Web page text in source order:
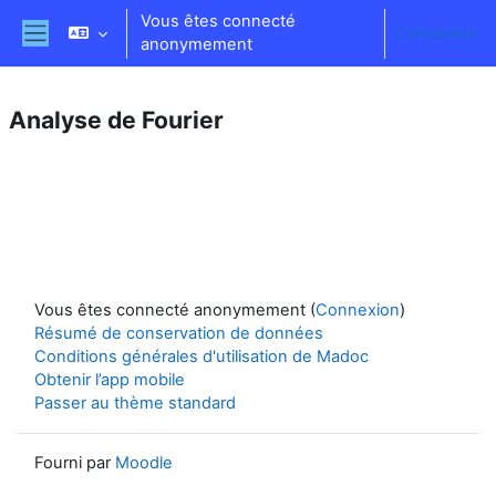
Passer au contenu principal
Panneau latéral
Vous êtes connecté
anonymement
Connexion
Analyse de Fourier
Vous êtes connecté anonymement (Connexion)
Résumé de conservation de données
Conditions générales d'utilisation de Madoc
Obtenir l’app mobile
Passer au thème standard
Fourni par Moodle